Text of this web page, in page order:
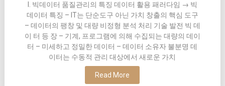
I. 빅데이터 품질관리의 특징 데이터 활용 패러다임 → 빅
데이터 특징 – IT는 단순도구 아닌 가치 창출의 핵심 도구
– 데이터의 팽창 및 대량 비정형 분석 처리 기술 발전 빅 데
이 터 등 장 – 기계, 프로그램에 의해 수집되는 대량의 데이
터 – 미세하고 정밀한 데이터 – 데이터 소유자 불분명 데
이터는 수동적 관리 대상에서 새로운 가치
Read More